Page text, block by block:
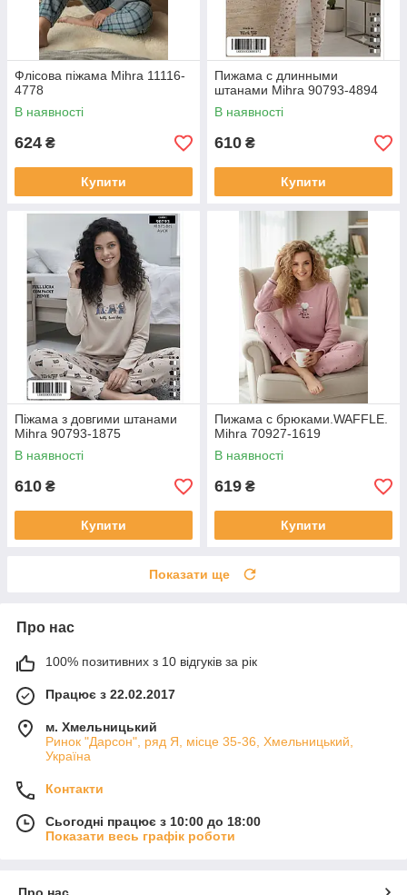
Флісова піжама Mihra 11116-
4778
В наявності
624 ₴
Купити
Пижама с длинными
штанами Mihra 90793-4894
В наявності
610 ₴
Купити
Піжама з довгими штанами
Mihra 90793-1875
В наявності
610 ₴
Купити
Пижама с брюками.WAFFLE.
Mihra 70927-1619
В наявності
619 ₴
Купити
Показати ще
Про нас
100% позитивних з 10 відгуків за рік
Працює з 22.02.2017
м. Хмельницький
Ринок "Дарсон", ряд Я, місце 35-36, Хмельницький,
Україна
Контакти
Сьогодні працює з 10:00 до 18:00
Показати весь графік роботи